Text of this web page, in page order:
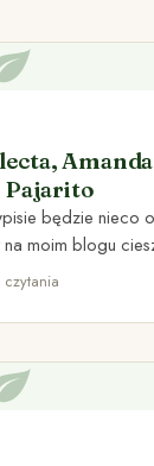
Amanda
Pajarito
będzie nieco o
moim blogu